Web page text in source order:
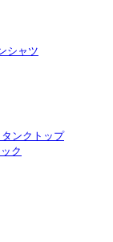
シャツ
ンクトップ
ク